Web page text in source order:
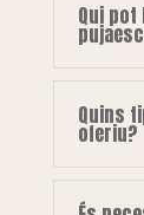
Qui
Quins
oferiu?